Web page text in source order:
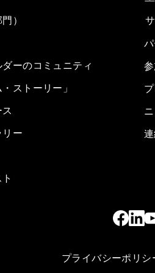
）
ーのコミュニティ
ストーリー」
リー
プライバシーポリシ